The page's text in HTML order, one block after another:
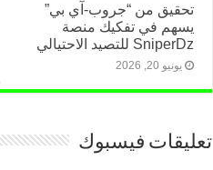
تحقيق من “جروب-آي بي”
يسهم في تفكيك منصة
SniperDz للتصيد الاحتيالي
يونيو 20, 2026
تعليقات فيسبوك